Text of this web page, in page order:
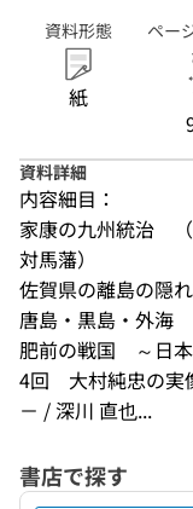
資料形態
紙
ペー
資料詳細
内容細目：
家康の九州統治　
対馬藩）
佐賀県の離島の隠
唐島・黒島・外海　
肥前の戦国　～日
4回　大村純忠の
－ / 深川 直也...
書店で探す